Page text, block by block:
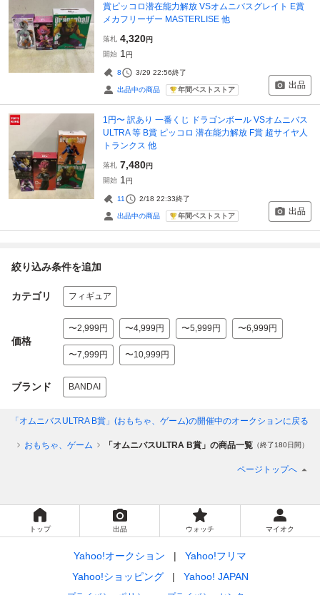
賞ピッコロ潜在能力解放 VSオムニバスグレイト E賞
メカフリーザー MASTERLISE 他
落札 4,320円
開始 1 円
8 3/29 22:56終了
出品中の商品 年間ベストストア 出品
1円〜 訳あり 一番くじ ドラゴンボール VSオムニバス
ULTRA 等 B賞 ピッコロ 潜在能力解放 F賞 超サイヤ人
トランクス 他
落札 7,480円
開始 1 円
11 2/18 22:33終了
出品中の商品 年間ベストストア 出品
絞り込み条件を追加
カテゴリ フィギュア
価格
〜2,999円 〜4,999円 〜5,999円 〜6,999円
〜7,999円 〜10,999円
ブランド BANDAI
「オムニバスULTRA B賞」(おもちゃ、ゲーム)の開催中のオークションに戻る
おもちゃ、ゲーム 「オムニバスULTRA B賞」の商品一覧 （終了180日間）
ページトップへ
トップ 出品 ウォッチ マイオク
Yahoo!オークション
Yahoo!フリマ
Yahoo!ショッピング
Yahoo! JAPAN